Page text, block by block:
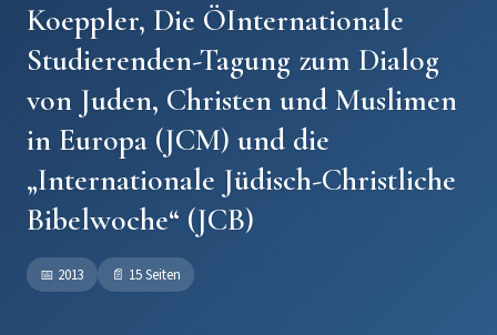
Koeppler, Die ÖInternationale
Studierenden-Tagung zum Dialog
von Juden, Christen und Muslimen
in Europa (JCM) und die
„Internationale Jüdisch-Christliche
Bibelwoche“ (JCB)
📅 2013 📄 15 Seiten